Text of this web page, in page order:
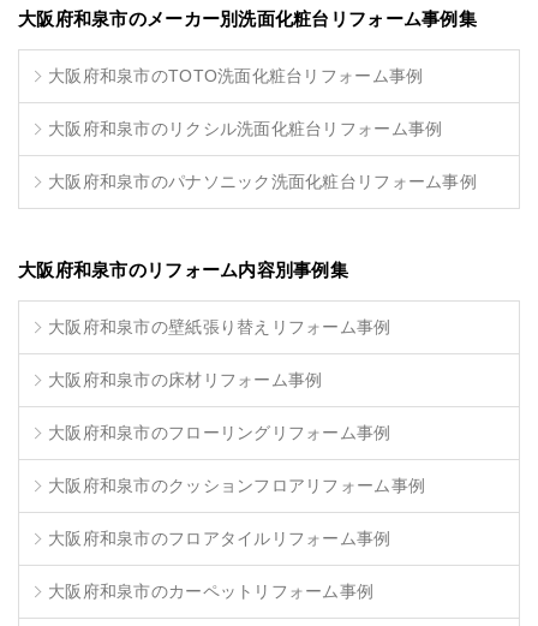
大阪府和泉市のメーカー別洗面化粧台リフォーム事例集
大阪府和泉市のTOTO洗面化粧台リフォーム事例
大阪府和泉市のリクシル洗面化粧台リフォーム事例
大阪府和泉市のパナソニック洗面化粧台リフォーム事例
大阪府和泉市のリフォーム内容別事例集
大阪府和泉市の壁紙張り替えリフォーム事例
大阪府和泉市の床材リフォーム事例
大阪府和泉市のフローリングリフォーム事例
大阪府和泉市のクッションフロアリフォーム事例
大阪府和泉市のフロアタイルリフォーム事例
大阪府和泉市のカーペットリフォーム事例